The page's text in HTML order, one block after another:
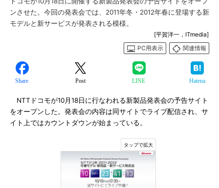
ンさせた。今回の発表会では、2011年冬・2012年春に登場する新
モデルと新サービスが発表される模様。
[平賀洋一，ITmedia]
PC用表示
関連情報
Share Post LINE Hatena
NTTドコモが10月18日に行なわれる新製品発表会の予告サイト
をオープンした。発表会の内容は同サイトでライブ配信され、サ
イト上ではカウントダウンが始まっている。